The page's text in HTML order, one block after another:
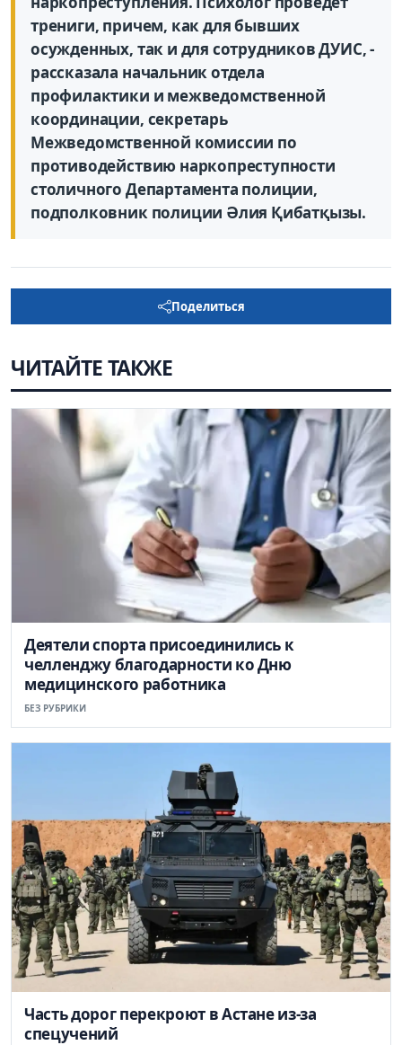
трениги, причем, как для бывших
осужденных, так и для сотрудников ДУИС, -
рассказала начальник отдела
профилактики и межведомственной
координации, секретарь
Межведомственной комиссии по
противодействию наркопреступности
столичного Департамента полиции,
подполковник полиции Әлия Қибатқызы.
Поделиться
ЧИТАЙТЕ ТАКЖЕ
Деятели спорта присоединились к
челленджу благодарности ко Дню
медицинского работника
БЕЗ РУБРИКИ
Часть дорог перекроют в Астане из-за
спецучений